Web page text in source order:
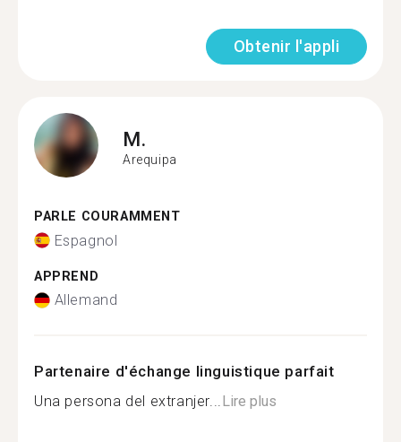
Obtenir l'appli
M.
Arequipa
PARLE COURAMMENT
Espagnol
APPREND
Allemand
Partenaire d'échange linguistique parfait
Una persona del extranjer...Lire plus